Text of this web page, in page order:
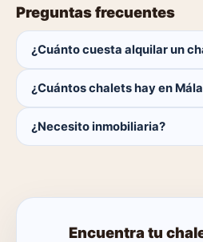
Preguntas frecuentes
¿Cuánto cuesta alquilar un
¿Cuántos chalets hay en
catálogo se actualiza a diario.
¿Necesito inmobiliaria?
Encuentra tu